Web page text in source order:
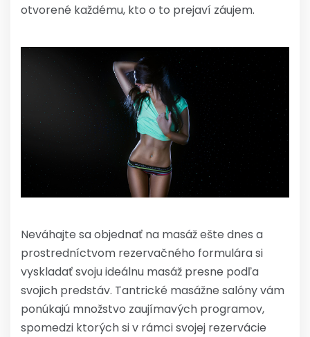
otvorené každému, kto o to prejaví záujem.
Neváhajte sa objednať na masáž ešte dnes a
prostredníctvom rezervačného formulára si
vyskladať svoju ideálnu masáž presne podľa
svojich predstáv. Tantrické masážne salóny vám
ponúkajú množstvo zaujímavých programov,
spomedzi ktorých si v rámci svojej rezervácie